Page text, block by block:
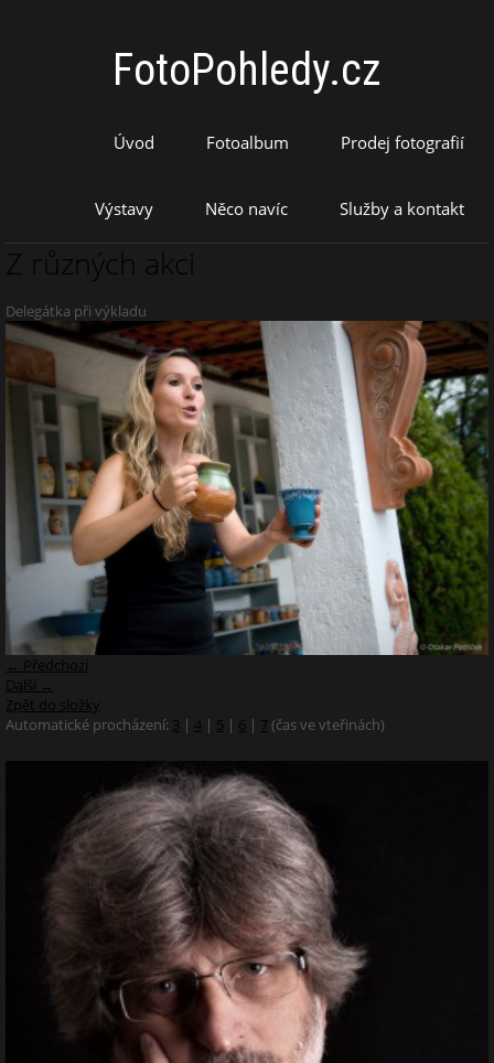
FotoPohledy.cz
Úvod Fotoalbum Prodej fotografií
Výstavy Něco navíc Služby a kontakt
Z různých akci
Delegátka při výkladu
← Předchozí
Další →
Zpět do složky
Automatické procházení: 3 | 4 | 5 | 6 | 7 (čas ve vteřinách)